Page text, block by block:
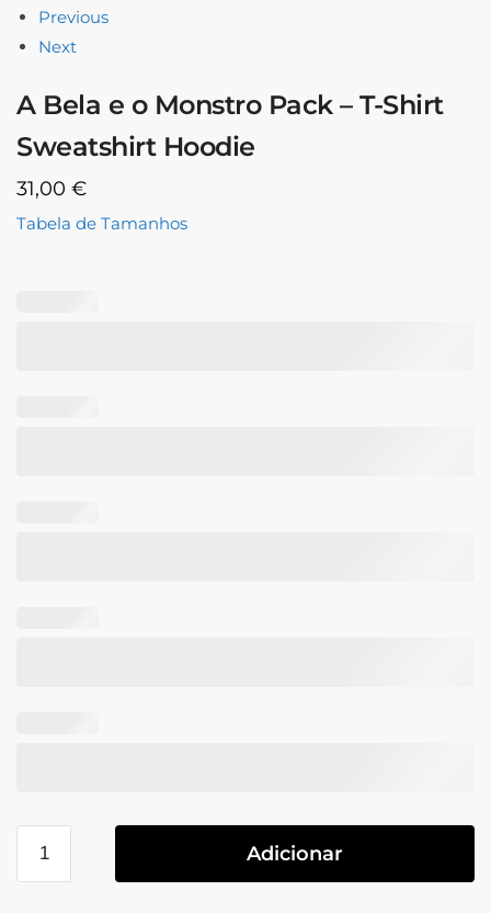
Previous
Next
A Bela e o Monstro Pack – T-Shirt
Sweatshirt Hoodie
31,00 €
Tabela de Tamanhos
Adicionar